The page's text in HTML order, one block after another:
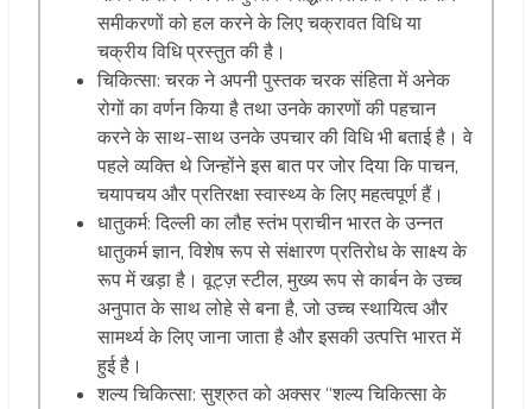
समीकरणों को हल करने के लिए चक्रावत विधि या
चक्रीय विधि प्रस्तुत की है।
चिकित्सा: चरक ने अपनी पुस्तक चरक संहिता में अनेक
रोगों का वर्णन किया है तथा उनके कारणों की पहचान
करने के साथ-साथ उनके उपचार की विधि भी बताई है। वे
पहले व्यक्ति थे जिन्होंने इस बात पर जोर दिया कि पाचन,
चयापचय और प्रतिरक्षा स्वास्थ्य के लिए महत्वपूर्ण हैं।
धातुकर्म: दिल्ली का लौह स्तंभ प्राचीन भारत के उन्नत
धातुकर्म ज्ञान, विशेष रूप से संक्षारण प्रतिरोध के साक्ष्य के
रूप में खड़ा है। वूट्ज़ स्टील, मुख्य रूप से कार्बन के उच्च
अनुपात के साथ लोहे से बना है, जो उच्च स्थायित्व और
सामर्थ्य के लिए जाना जाता है और इसकी उत्पत्ति भारत में
हुई है।
शल्य चिकित्सा: सुश्रुत को अक्सर “शल्य चिकित्सा के